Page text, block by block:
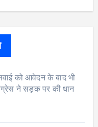
को आवेदन के बाद भी
ने सड़क पर की धान